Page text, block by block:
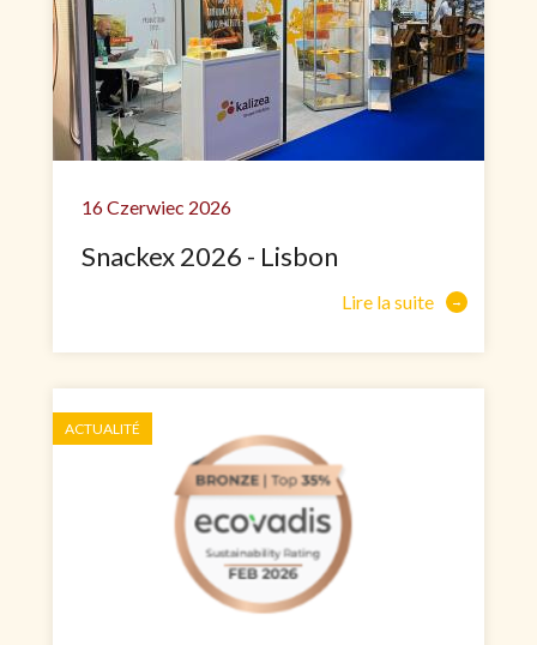
16 Czerwiec 2026
Snackex 2026 - Lisbon
Lire la suite
ACTUALITÉ